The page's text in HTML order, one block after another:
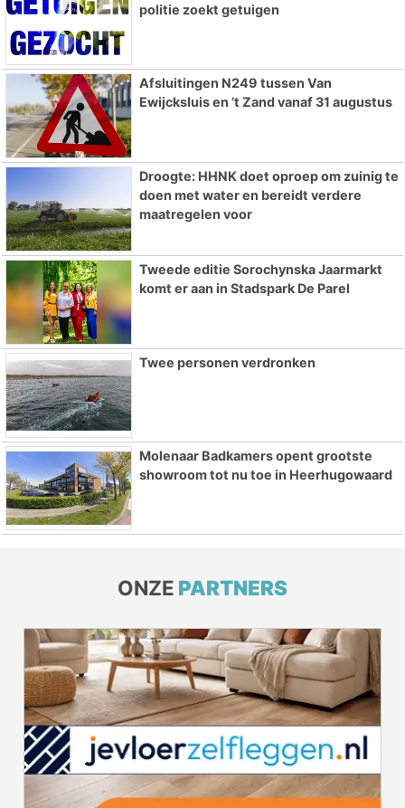
politie zoekt getuigen
Afsluitingen N249 tussen Van
Ewijcksluis en ’t Zand vanaf 31 augustus
Droogte: HHNK doet oproep om zuinig te
doen met water en bereidt verdere
maatregelen voor
Tweede editie Sorochynska Jaarmarkt
komt er aan in Stadspark De Parel
Twee personen verdronken
Molenaar Badkamers opent grootste
showroom tot nu toe in Heerhugowaard
ONZE PARTNERS